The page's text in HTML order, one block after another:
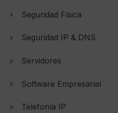
Seguridad Física
Seguridad IP & DNS
Servidores
Software Empresarial
Telefonía IP